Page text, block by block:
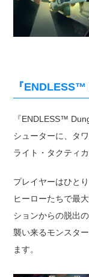
『
『ENDLESS™
シューターに、タ
ライト・タクティ
プレイヤーはひと
ヒーローたちで最
ションからの脱出
襲い来るモンスタ
ます。